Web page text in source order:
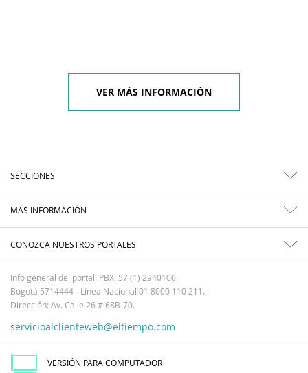
VER MÁS INFORMACIÓN
SECCIONES
MÁS INFORMACIÓN
CONOZCA NUESTROS PORTALES
Info general del portal: PBX: 57 (1) 2940100.
Bogotá 5714444 - Línea Nacional 01 8000 110 211.
Dirección: Av. Calle 26 # 68B-70.
servicioalclienteweb@eltiempo.com
VERSIÓN PARA COMPUTADOR